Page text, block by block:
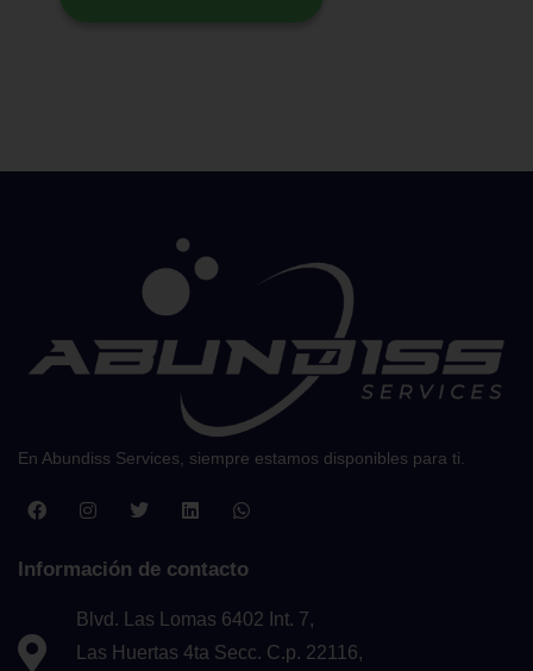
En Abundiss Services, siempre estamos disponibles para ti.
Información de contacto
Blvd. Las Lomas 6402 Int. 7,
Las Huertas 4ta Secc. C.p. 22116,